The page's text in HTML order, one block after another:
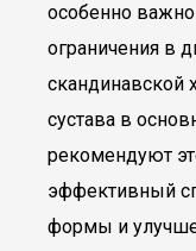
особенно
ограничения в
скандинавской
сустава в
рекомендуют
эффективный
формы и